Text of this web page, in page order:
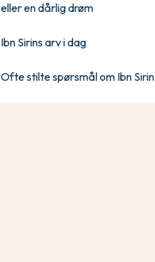
eller en dårlig drøm
Ibn Sirins arv i dag
Ofte stilte spørsmål om Ibn Sirin